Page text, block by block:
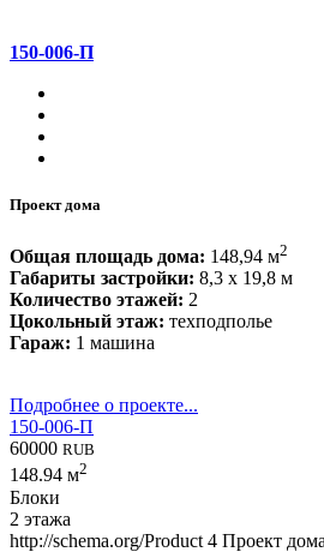
150-006-П
Проект дома
Общая площадь дома: 148,94 м2
Габариты застройки: 8,3 x 19,8 м
Количество этажей: 2
Цокольный этаж: техподполье
Гараж: 1 машина
Подробнее о проекте...
150-006-П
60000 RUB
148.94 м2
Блоки
2 этажа
http://schema.org/Product 4 Проект